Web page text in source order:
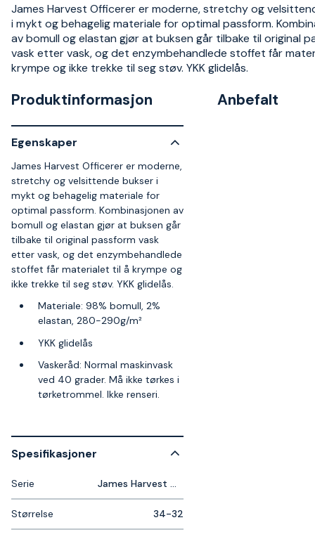
James Harvest Officerer er moderne, stretchy og
i mykt og behagelig materiale for optimal passform.
av bomull og elastan gjør at buksen går tilbake til original
vask etter vask, og det enzymbehandlede stoffet får
krympe og ikke trekke til seg støv. YKK glidelås.
Produktinformasjon
Egenskaper
James Harvest Officerer er moderne,
stretchy og velsittende bukser i
mykt og behagelig materiale for
optimal passform. Kombinasjonen av
bomull og elastan gjør at buksen går
tilbake til original passform vask
etter vask, og det enzymbehandlede
stoffet får materialet til å krympe og
ikke trekke til seg støv. YKK glidelås.
Materiale: 98% bomull, 2%
elastan, 280-290g/m²
YKK glidelås
Vaskeråd: Normal maskinvask
ved 40 grader. Må ikke tørkes i
tørketrommel. Ikke renseri.
Spesifikasjoner
Serie James Harvest Officer
Størrelse 34-32
Anbefalt